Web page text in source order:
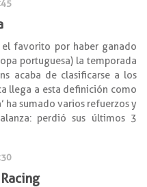
el favorito por haber ganado
portuguesa) la temporada
acaba de clasificarse a los
llega a esta definición como
ha sumado varios refuerzos y
perdió sus últimos 3